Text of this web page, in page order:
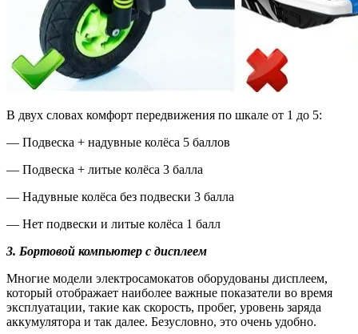
В двух словах комфорт передвижения по шкале от 1 до 5:
— Подвеска + надувные колёса 5 баллов
— Подвеска + литые колёса 3 балла
— Надувные колёса без подвески 3 балла
— Нет подвески и литые колёса 1 балл
3. Бортовой компьютер с дисплеем
Многие модели электросамокатов оборудованы дисплеем,
который отображает наиболее важные показатели во время
эксплуатации, такие как скорость, пробег, уровень заряда
аккумулятора и так далее. Безусловно, это очень удобно.